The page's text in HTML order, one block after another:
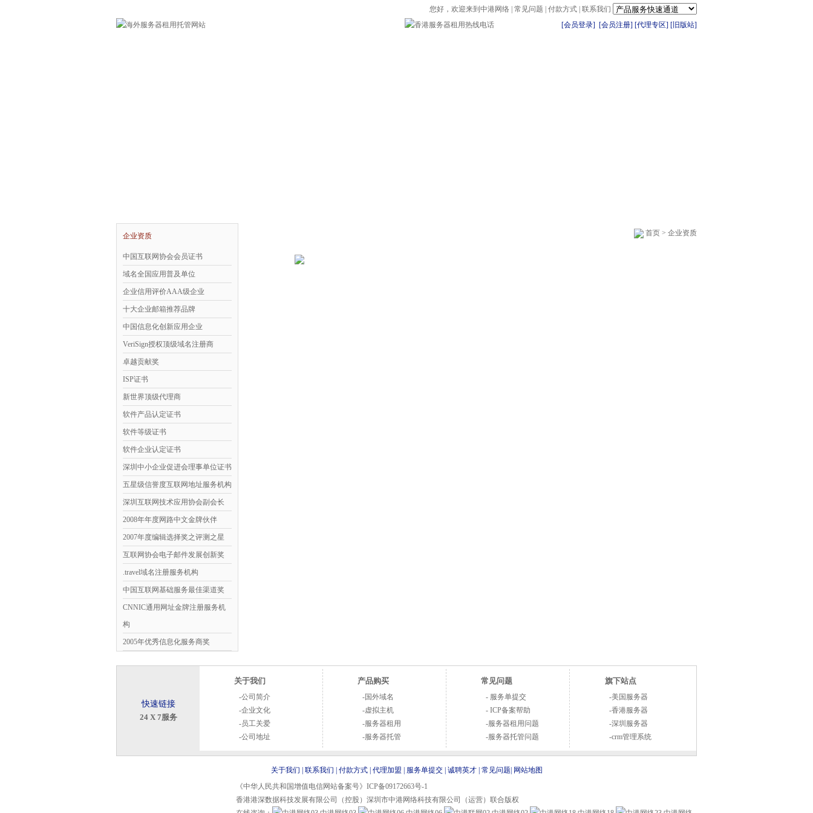
您好，欢迎来到 中港网络 常见问题 付款方式 联系我们
[会员登录] [会员注册] [代理专区] [旧版站]
企业资质
中国互联网协会会员证书
域名全国应用普及单位
企业信用评价AAA级企业
十大企业邮箱推荐品牌
中国信息化创新应用企业
VeriSign授权顶级域名注册商
卓越贡献奖
ISP证书
新世界顶级代理商
软件产品认定证书
软件等级证书
软件企业认定证书
深圳中小企业促进会理事单位证书
五星级信誉度互联网地址服务机构
深圳互联网技术应用协会副会长
2008年年度网路中文金牌伙伴
2007年度编辑选择奖之评测之星
互联网协会电子邮件发展创新奖
.travel域名注册服务机构
中国互联网基础服务最佳渠道奖
CNNIC通用网址金牌注册服务机
构
2005年优秀信息化服务商奖
首页 > 企业资质
快速链接
24 X 7服务
关于我们
-公司简介
-企业文化
-员工关爱
-公司地址
产品购买
-国外域名
-虚拟主机
-服务器租用
-服务器托管
常见问题
- 服务单提交
- ICP备案帮助
-服务器租用问题
-服务器托管问题
旗下站点
-美国服务器
-香港服务器
-深圳服务器
-crm管理系统
关于我们 联系我们 付款方式| 代理加盟 服务单提交| 诚聘英才| 常见问题 网站地图
《中华人民共和国增值电信网站备案号》ICP备09172663号-1
香港港深数据科技发展有限公司（控股）深圳市中港网络科技有限公司（运营）联合版权